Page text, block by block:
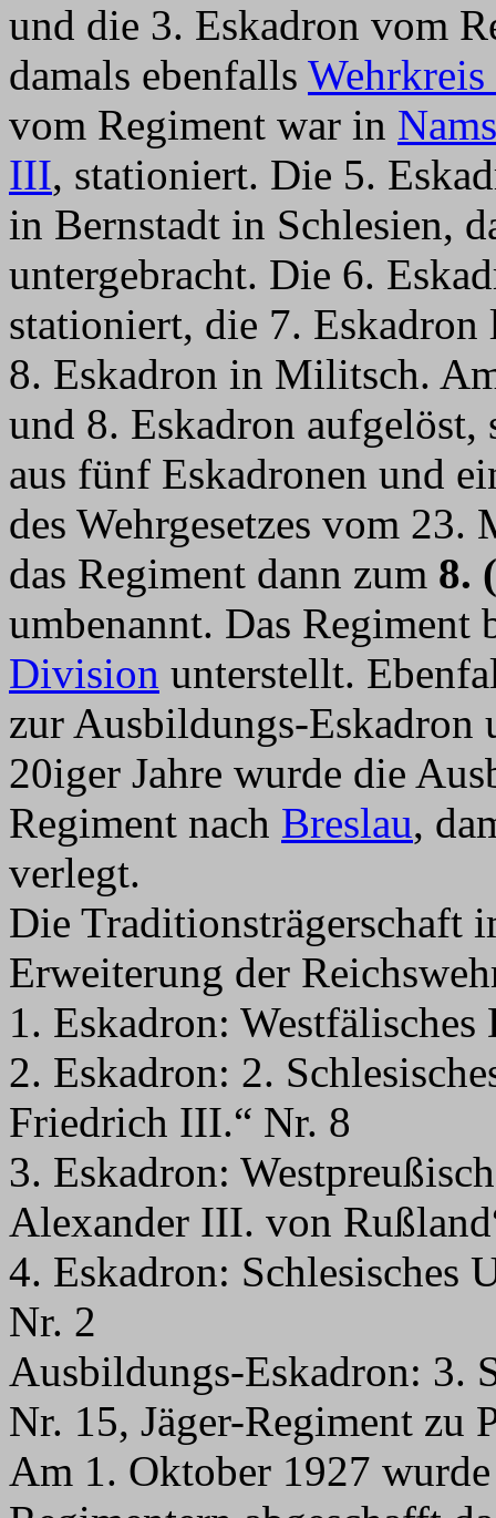
und die 3. Eskadron vom
damals ebenfalls
vom Regiment war in
III, stationiert. Die 5.
in Bernstadt in Schlesien,
untergebracht. Die 6.
stationiert, die 7.
8. Eskadron in Militsch.
und 8. Eskadron aufgelöst,
aus fünf Eskadronen und
des Wehrgesetzes vom
das Regiment dann zum 8.
umbenannt. Das
Division unterstellt.
zur Ausbildungs-Eskadron
20iger Jahre wurde die
Regiment nach Breslau,
verlegt.
Die Traditionsträgerschaft
Erweiterung der
1. Eskadron:
2. Eskadron: 2.
Friedrich III.“ Nr. 8
3. Eskadron:
Alexander III. von
4. Eskadron: Schlesisches
Nr. 2
Ausbildungs-Eskadron: 3.
Nr. 15, Jäger-Regiment zu
Am 1. Oktober 1927